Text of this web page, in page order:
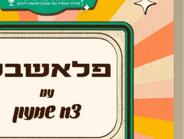
לשיחה נוסטלגית באולפן פלאשבק
העמוד, ההטרלות שיצאו משליטה ומה
התמונה הראשונה של העמוד?
בנוסף, מה קרה כשצח אמר שהאי היא
מהשמינייה, מה העונה הכי טובה של
אתחול מחדש אצל הפשוטע?
קרדיט תמונות:
AudioVersity